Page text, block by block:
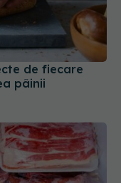
de fiecare
pâinii